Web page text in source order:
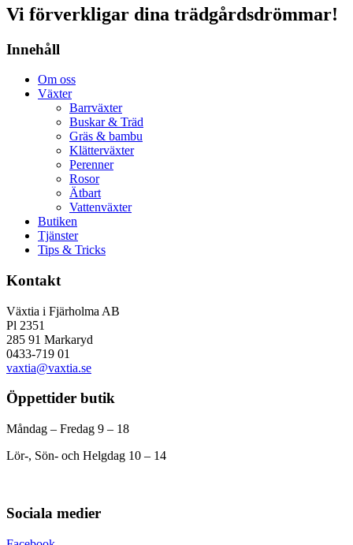
Vi förverkligar dina trädgårdsdrömmar!
Innehåll
Om oss
Växter
Barrväxter
Buskar & Träd
Gräs & bambu
Klätterväxter
Perenner
Rosor
Ätbart
Vattenväxter
Butiken
Tjänster
Tips & Tricks
Kontakt
Växtia i Fjärholma AB
Pl 2351
285 91 Markaryd
0433-719 01
vaxtia@vaxtia.se
Öppettider butik
Måndag – Fredag 9 – 18
Lör-, Sön- och Helgdag 10 – 14
Sociala medier